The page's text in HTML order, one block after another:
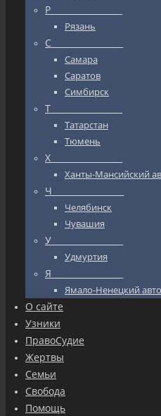
Р_________________
Рязань
С_________________
Самара
Саратов
Симбирск
Т_________________
Татарстан
Тюмень
Х_________________
Ханты-Мансийский
Ч_________________
Челябинск
Чувашия
У_________________
Удмуртия
Я_________________
Ямало-Ненецкий
О сайте
Узники
ПравоСудие
Жертвы
Семьи
Свобода
Помощь